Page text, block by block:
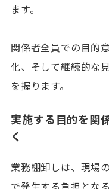
ます。
関係者全員での目的
化、そして継続的な
を握ります。
実施する目的を関
く
業務棚卸しは、現場